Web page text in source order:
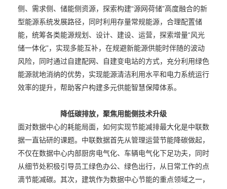
侧、需求侧、储能侧资源，探索构建“源网荷储”高度融合的新
型能源系统发展路径，同时利用存量常规能源，合理配置储
能，统筹各类能源规划、设计、建设、运营，探索增量“风光
储一体化”，实现多能互补，在规避新能源供能时伴随的波动
风险，同时通过自建配网、自建变电站的方式，充分利用绿色
能源就地消纳的优势，实现能源清洁利用水平和电力系统运行
效率的提升，帮助客户构建多元供能智慧保障体系。
降低碳排放，聚焦用能侧技术升级
面对数据中心的耗能局面，如何实现节能减排最大化是中联数
据一直钻研的课题。中联数据首先从管理运营节能降碳做起，
不仅在数据中心内部厨房电气化、车辆电气化下足功夫，同时
从细节处积极引导员工绿色办公、绿色出行，从日常工作的点
滴节能减碳。其次，建筑作为数据中心节能的重点领域之一，